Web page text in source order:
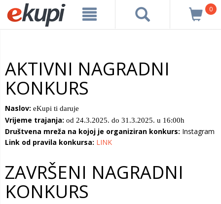
0
AKTIVNI NAGRADNI
KONKURS
Naslov: eKupi ti daruje
Vrijeme trajanja: od 24.3.2025. do 31.3.2025. u 16:00h
Društvena mreža na kojoj je organiziran konkurs: Instagram
Link od pravila konkursa: LINK
ZAVRŠENI NAGRADNI
KONKURS